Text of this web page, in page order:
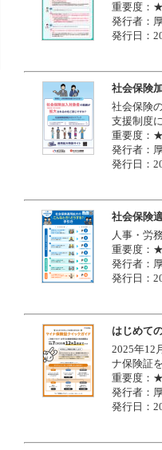
重要度
発行者：
発行日：
社会保険
社会保険
支援制度
重要度
発行者：
発行日：
社会保険
人事・労
重要度
発行者：
発行日：
はじめて
2025年12
ナ保険証
重要度
発行者：
発行日：